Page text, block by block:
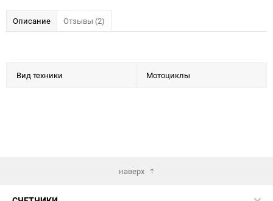
Описание Отзывы (2)
Вид техники Мотоциклы
наверх